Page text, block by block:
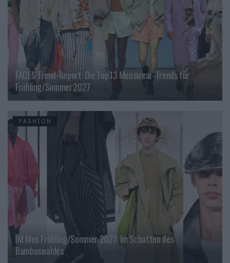
FACES Trend-Report: Die Top 13 Menswear-Trends für
Frühling/Sommer 2027
FASHION
IM Men Frühling/Sommer 2027: Im Schatten des
Bambuswaldes